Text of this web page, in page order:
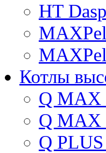
HT
Котлы
Q MAX
Q MAX
Q